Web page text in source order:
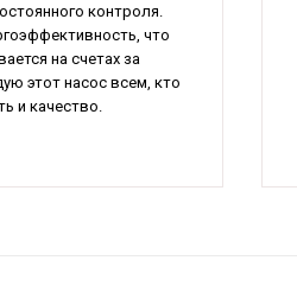
контроля.
что
на счетах за
этот насос всем, кто
и качество.